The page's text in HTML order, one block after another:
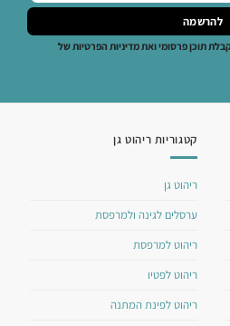
תוכן פרסומי ואת מדיניות הפרטיות של
קטגוריות ריהוט גן
ריהוט גן
ערסלים לגינה ולמרפסת
ריהוט למרפסת
ריהוט לפטיו
ריהוט לפינת המתנה